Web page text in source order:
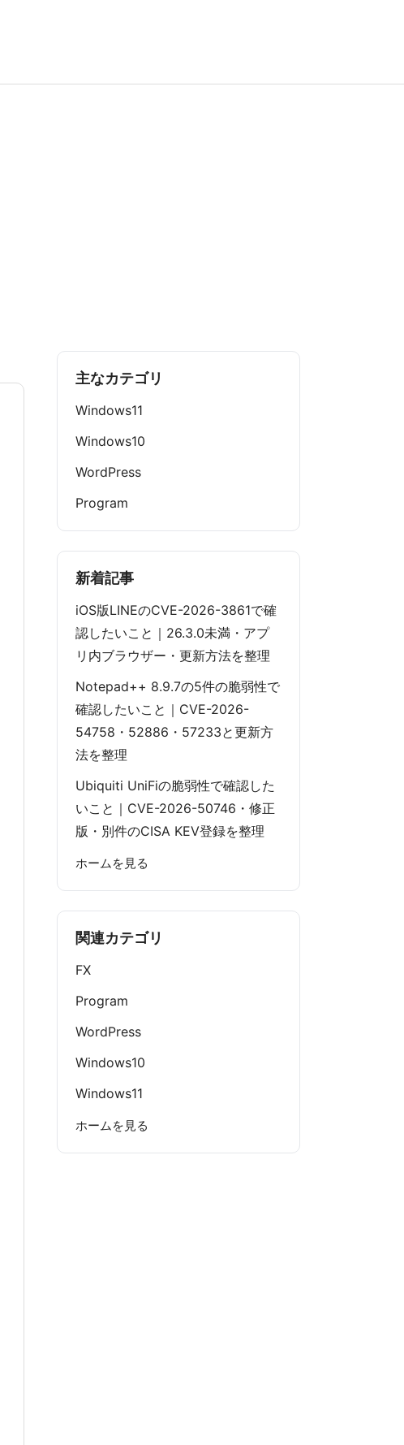
主なカテゴリ
Windows11
Windows10
WordPress
Program
新着記事
iOS版LINEのCVE-2026-3861で確
認したいこと｜26.3.0未満・アプ
リ内ブラウザー・更新方法を整理
Notepad++ 8.9.7の5件の脆弱性で
確認したいこと｜CVE-2026-
54758・52886・57233と更新方
法を整理
Ubiquiti UniFiの脆弱性で確認した
いこと｜CVE-2026-50746・修正
版・別件のCISA KEV登録を整理
ホームを見る
関連カテゴリ
FX
Program
WordPress
Windows10
Windows11
ホームを見る